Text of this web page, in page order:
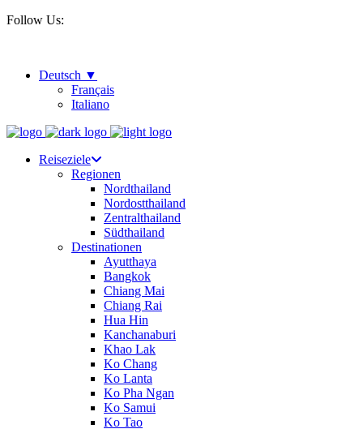
Follow Us:
Deutsch
Français
Italiano
Reiseziele
Regionen
Nordthailand
Nordostthailand
Zentralthailand
Südthailand
Destinationen
Ayutthaya
Bangkok
Chiang Mai
Chiang Rai
Hua Hin
Kanchanaburi
Khao Lak
Ko Chang
Ko Lanta
Ko Pha Ngan
Ko Samui
Ko Tao